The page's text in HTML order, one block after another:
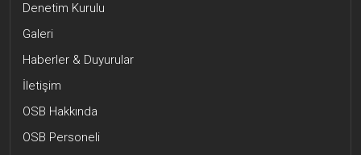
Denetim Kurulu
Galeri
Haberler & Duyurular
İletişim
OSB Hakkında
OSB Personeli